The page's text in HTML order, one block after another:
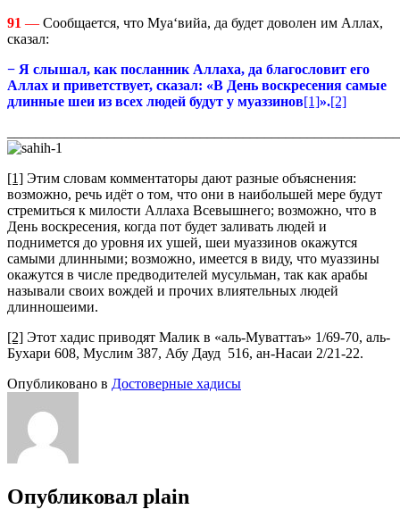
91 — Сообщается, что Муа‘вийа, да будет доволен им Аллах,
сказал:
− Я слышал, как посланник Аллаха, да благословит его
Аллах и приветствует, сказал: «В День воскресения самые
длинные шеи из всех людей будут у муаззинов[1]».[2]
[1] Этим словам комментаторы дают разные объяснения:
возможно, речь идёт о том, что они в наибольшей мере будут
стремиться к милости Аллаха Всевышнего; возможно, что в
День воскресения, когда пот будет заливать людей и
поднимется до уровня их ушей, шеи муаззинов окажутся
самыми длинными; возможно, имеется в виду, что муаззины
окажутся в числе предводителей мусульман, так как арабы
называли своих вождей и прочих влиятельных людей
длинношеими.
[2] Этот хадис приводят Малик в «аль-Муваттаъ» 1/69-70, аль-
Бухари 608, Муслим 387, Абу Дауд 516, ан-Насаи 2/21-22.
Опубликовано в Достоверные хадисы
Опубликовал plain